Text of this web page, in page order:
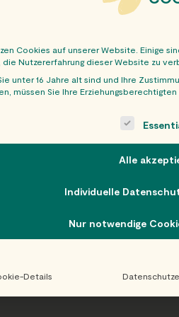
Cookies auf unserer Website. Einige
Nutzererfahrung dieser Website zu
unter 16 Jahre alt sind und Ihre
müssen Sie Ihre Erziehungsberechtigten
is a list of service groups
Alle
Individuelle
Nur notwendige
Details